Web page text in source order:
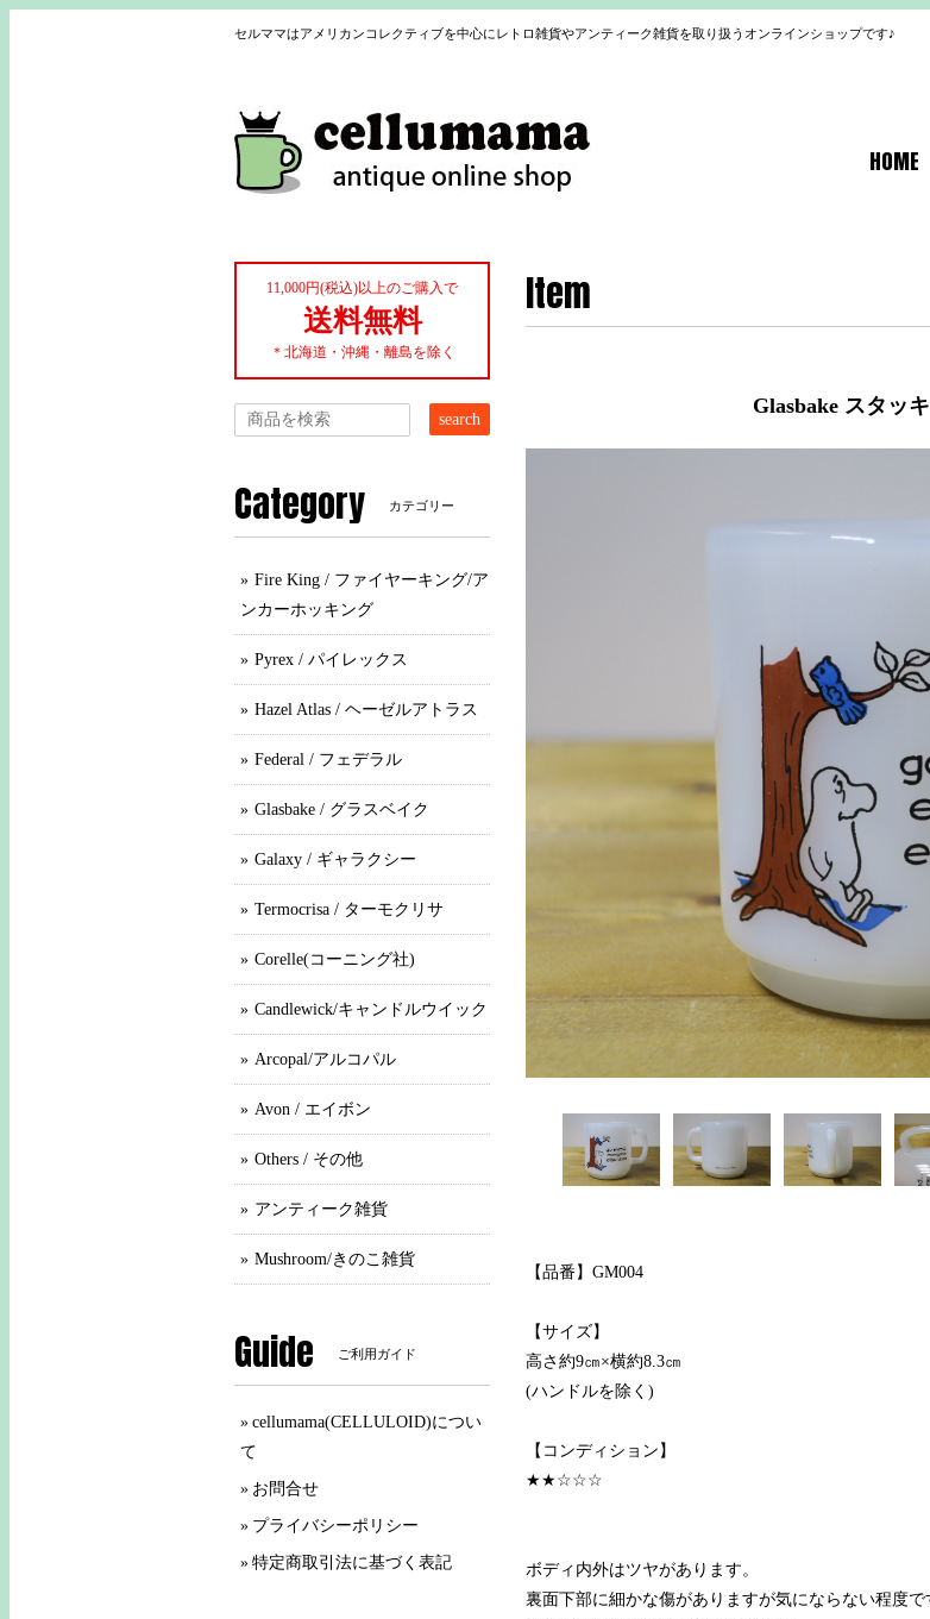
セルママはアメリカンコレクティブを中心にレトロ雑貨やアンティーク雑貨を取り扱うオンラインショップです♪
HOME
Item
Glasbake スタッ
【品番】GM004
【サイズ】
高さ約9㎝×横約8.3㎝
(ハンドルを除く)
【コンディション】
★★☆☆☆
ボディ内外はツヤがあります。
裏面下部に細かな傷がありますが気にならない程度で
11,000円(税込)以上のご購入で
送料無料
＊北海道・沖縄・離島を除く
search
Category カテゴリー
Fire King / ファイヤーキング/ア
ンカーホッキング
Pyrex / パイレックス
Hazel Atlas / ヘーゼルアトラス
Federal / フェデラル
Glasbake / グラスベイク
Galaxy / ギャラクシー
Termocrisa / ターモクリサ
Corelle(コーニング社)
Candlewick/キャンドルウイック
Arcopal/アルコパル
Avon / エイボン
Others / その他
アンティーク雑貨
Mushroom/きのこ雑貨
Guide ご利用ガイド
cellumama(CELLULOID)につい
て
お問合せ
プライバシーポリシー
特定商取引法に基づく表記